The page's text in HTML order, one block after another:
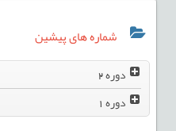
شماره های پیشین
دوره2
دوره1